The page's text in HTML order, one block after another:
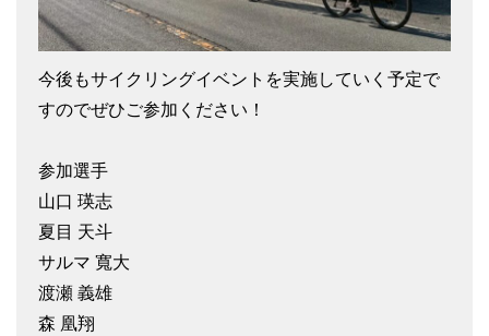
今後もサイクリングイベントを実施していく予定で
すのでぜひご参加ください！
参加選手
山口 瑛志
夏目 天斗
サルマ 寬大
渡瀬 義雄
森 凰翔